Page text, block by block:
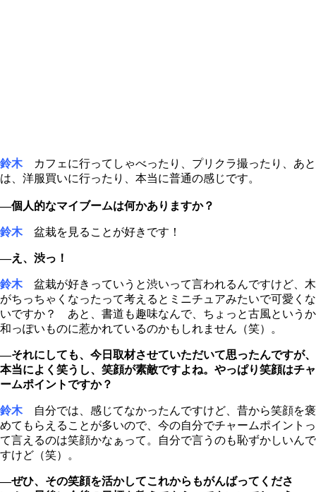
鈴木カフェに行ってしゃべったり、プリクラ撮ったり、あと
は、洋服買いに行ったり、本当に普通の感じです。
―個人的なマイブームは何かありますか？
鈴木盆栽を見ることが好きです！
―え、渋っ！
鈴木盆栽が好きっていうと渋いって言われるんですけど、木
がちっちゃくなったって考えるとミニチュアみたいで可愛くな
いですか？ あと、書道も趣味なんで、ちょっと古風というか
和っぽいものに惹かれているのかもしれません（笑）。
―それにしても、今日取材させていただいて思ったんですが、
本当によく笑うし、笑顔が素敵ですよね。やっぱり笑顔はチャ
ームポイントですか？
鈴木自分では、感じてなかったんですけど、昔から笑顔を褒
めてもらえることが多いので、今の自分でチャームポイントっ
て言えるのは笑顔かなぁって。自分で言うのも恥ずかしいんで
すけど（笑）。
―ぜひ、その笑顔を活かしてこれからもがんばってくださ